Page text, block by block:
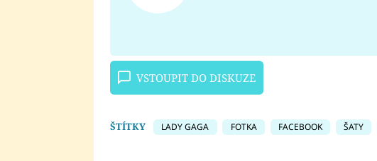
VSTOUPIT DO DISKUZE
ŠTÍTKY LADY GAGA FOTKA FACEBOOK ŠATY